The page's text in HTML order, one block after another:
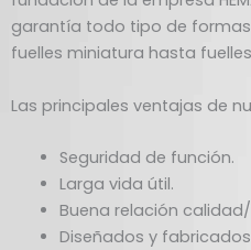
garantía todo tipo de
fuelles miniatura hasta
Las principales ventajas de
Seguridad de función.
Larga vida útil.
Buena relación
Diseñados y